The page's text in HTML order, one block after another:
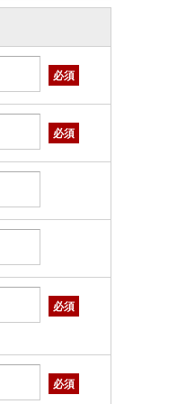
必須
必須
必須
必須